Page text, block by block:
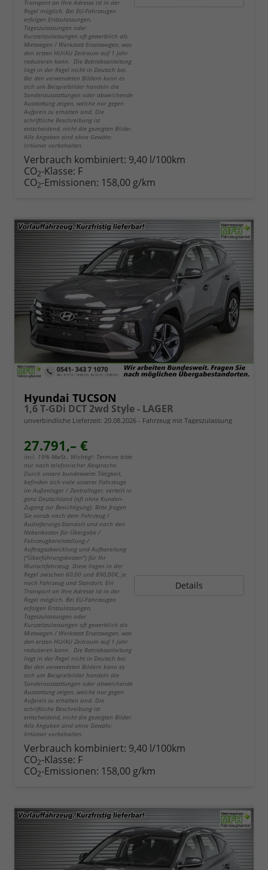
Transport an Ihre Adresse ist in der
Regel möglich. Bei EU-Fahrzeugen
erfolgen Erstzulassungen,
Tageszulassungen oder
Kurzzeitzulassungen oft gewerblich als
Mietwagen / Werkstatt Ersatzwagen, was
den ersten HU/AU Zeitraum auf 1 Jahr
reduzieren kann. Die Betriebsanleitung
liegt in der Regel nicht in Deutsch bei.
Bei den verwendeten Bildern kann es
sich um Beispielbilder handeln die
Sonderausstattungen oder abweichende
Ausstattung zeigen, welche nur gegen
Aufpreis zu erhalten sind. Die
schriftliche Beschreibung ist
entscheidend, nicht die gezeigten Bilder.
Alle Angaben sind ohne Gewähr.
Irrtümer vorbehalten.
Verbrauch kombiniert: 9,40 l/100km
CO2-Klasse: F
CO2-Emissionen: 158,00 g/km
Hyundai TUCSON
1,6 T-GDi DCT 2wd Style - LAGER
unverbindliche Lieferzeit: 20.08.2026 Fahrzeug mit Tageszulassung
27.791,– €
incl. 19% MwSt.. Wichtig!: Termine bitte
nur nach telefonischer Absprache.
Durch unsere bundesweite Tätigkeit,
befinden sich viele unserer Fahrzeuge
im Außenlager / Zentrallager, verteilt in
ganz Deutschland (oft ohne Kunden-
Zugang zur Besichtigung). Bitte fragen
Sie vorab nach dem Fahrzeug /
Auslieferungs-Standort und nach den
Nebenkosten für Übergabe /
Fahrzeugbereitstellung /
Auftragsabwicklung und Aufbereitung
("Überführungskosten") für Ihr
Wunschfahrzeug. Diese liegen in der
Regel zwischen 60,00 und 890,00€, je
nach Fahrzeug und Standort. Ein
Transport an Ihre Adresse ist in der
Regel möglich. Bei EU-Fahrzeugen
erfolgen Erstzulassungen,
Tageszulassungen oder
Kurzzeitzulassungen oft gewerblich als
Mietwagen / Werkstatt Ersatzwagen, was
den ersten HU/AU Zeitraum auf 1 Jahr
reduzieren kann. Die Betriebsanleitung
liegt in der Regel nicht in Deutsch bei.
Bei den verwendeten Bildern kann es
sich um Beispielbilder handeln die
Sonderausstattungen oder abweichende
Ausstattung zeigen, welche nur gegen
Aufpreis zu erhalten sind. Die
schriftliche Beschreibung ist
entscheidend, nicht die gezeigten Bilder.
Alle Angaben sind ohne Gewähr.
Irrtümer vorbehalten.
Details
Verbrauch kombiniert: 9,40 l/100km
CO2-Klasse: F
CO2-Emissionen: 158,00 g/km